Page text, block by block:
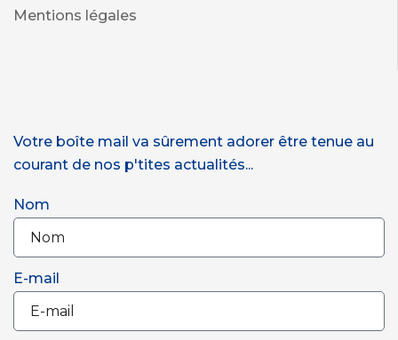
Mentions légales
Votre boîte mail va sûrement adorer être tenue au
courant de nos p'tites actualités...
Nom
E-mail